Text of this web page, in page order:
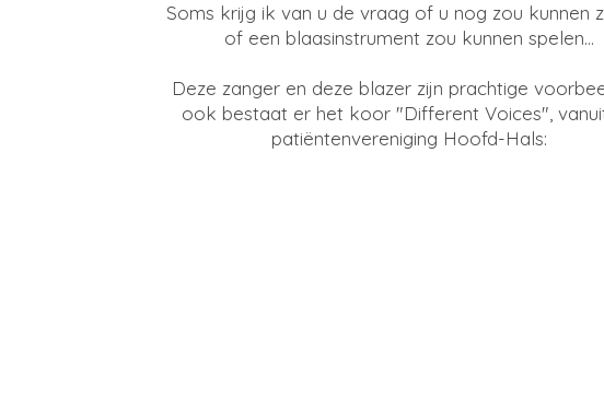
Soms krijg ik van u de vraag of u nog zou kunnen
of een blaasinstrument zou kunnen spelen...
Deze zanger en deze blazer zijn prachtige
ook bestaat er het koor "Different Voices",
patiëntenvereniging Hoofd-Hals: